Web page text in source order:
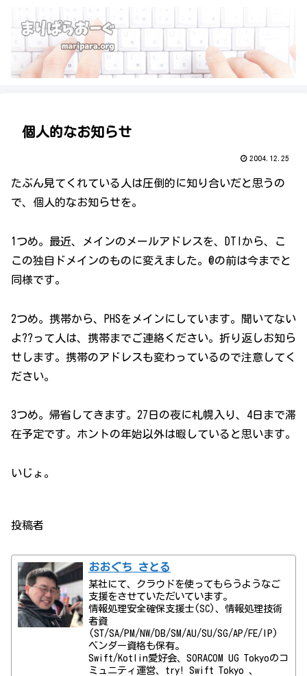
個人的なお知らせ
2004.12.25
たぶん見てくれている人は圧倒的に知り合いだと思うの
で、個人的なお知らせを。
1つめ。最近、メインのメールアドレスを、DTIから、こ
この独自ドメインのものに変えました。@の前は今までと
同様です。
2つめ。携帯から、PHSをメインにしています。聞いてない
よ??って人は、携帯までご連絡ください。折り返しお知ら
せします。携帯のアドレスも変わっているので注意してく
ださい。
3つめ。帰省してきます。27日の夜に札幌入り、4日まで滞
在予定です。ホントの年始以外は暇していると思います。
いじょ。
投稿者
おおぐち さとる
某社にて、クラウドを使ってもらうようなご
支援をさせていただいています。
情報処理安全確保支援士(SC)、情報処理技術
者資
(ST/SA/PM/NW/DB/SM/AU/SU/SG/AP/FE/IP)
ベンダー資格も保有。
Swift/Kotlin愛好会、SORACOM UG Tokyoのコ
ミュニティ運営、try! Swift Tokyo 、